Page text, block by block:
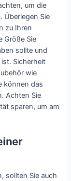
um die
Überlegen Sie
zu Ihren
Größe Sie
sollte und
Sicherheit
wie
können das
Achten Sie
sparen, um am
sollten Sie auch